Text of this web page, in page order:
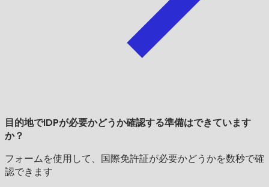
目的地でIDPが必要かどうか確認する準備はできています
か？
フォームを使用して、国際免許証が必要かどうかを数秒で確
認できます